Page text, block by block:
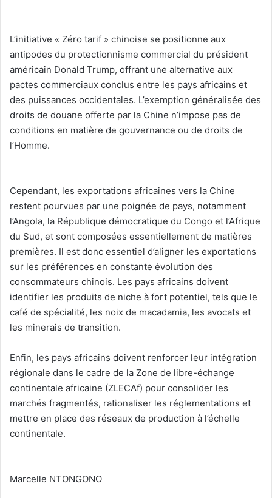
L’initiative « Zéro tarif » chinoise se positionne aux
antipodes du protectionnisme commercial du président
américain Donald Trump, offrant une alternative aux
pactes commerciaux conclus entre les pays africains et
des puissances occidentales. L’exemption généralisée des
droits de douane offerte par la Chine n’impose pas de
conditions en matière de gouvernance ou de droits de
l’Homme.
‎Cependant, les exportations africaines vers la Chine
restent pourvues par une poignée de pays, notamment
l’Angola, la République démocratique du Congo et l’Afrique
du Sud, et sont composées essentiellement de matières
premières. Il est donc essentiel d’aligner les exportations
sur les préférences en constante évolution des
consommateurs chinois. Les pays africains doivent
identifier les produits de niche à fort potentiel, tels que le
café de spécialité, les noix de macadamia, les avocats et
les minerais de transition.
‎Enfin, les pays africains doivent renforcer leur intégration
régionale dans le cadre de la Zone de libre-échange
continentale africaine (ZLECAf) pour consolider les
marchés fragmentés, rationaliser les réglementations et
mettre en place des réseaux de production à l’échelle
continentale.
‎Marcelle NTONGONO